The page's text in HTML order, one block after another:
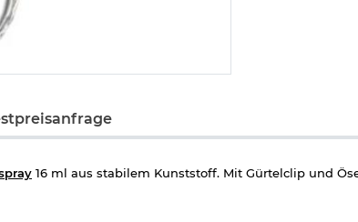
16 ml aus stabilem Kunststoff. Mit Gürtelclip und